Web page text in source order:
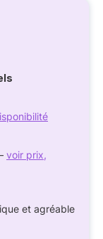
voir prix,
et agréable